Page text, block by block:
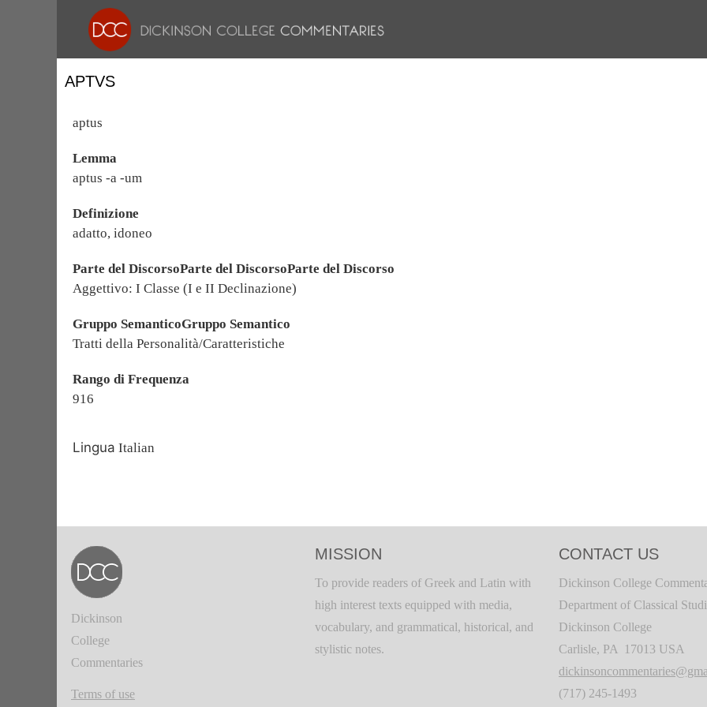
APTVS
aptus
Lemma
aptus -a -um
Definizione
adatto, idoneo
Parte del DiscorsoParte del DiscorsoParte del Discorso
Aggettivo: I Classe (I e II Declinazione)
Gruppo SemanticoGruppo Semantico
Tratti della Personalità/Caratteristiche
Rango di Frequenza
916
Lingua Italian
Dickinson
College
Commentaries
Terms of use
MISSION
To provide readers of Greek and Latin with
high interest texts equipped with media,
vocabulary, and grammatical, historical, and
stylistic notes.
CONTACT US
Dickinson College
Department of Classical
Dickinson College
Carlisle, PA 17013 USA
(717) 245-1493